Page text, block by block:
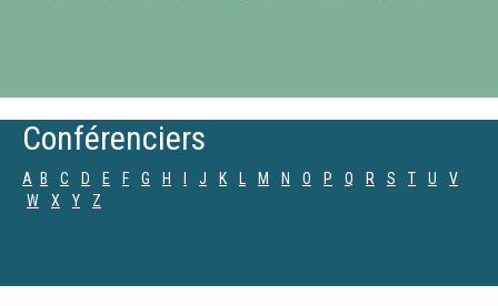
Conférenciers
A B C D E F G H J K M N O P Q R S T U
V
W
X Y Z